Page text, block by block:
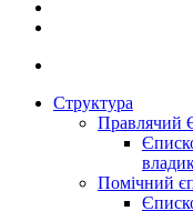
Структура
Правлячий
Помічний